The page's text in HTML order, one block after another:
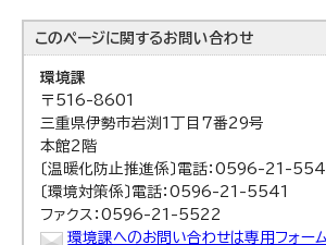
このページに関するお問い合わせ
環境課
〒516-8601
三重県伊勢市岩渕1丁目7番29号
本館2階
〔温暖化防止推進係〕電話：0596-21-
〔環境対策係〕電話：0596-21-5541
ファクス：0596-21-5522
環境課へのお問い合わせは専用フォー